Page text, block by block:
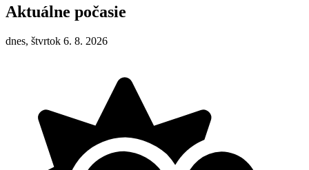
Aktuálne počasie
dnes, štvrtok 6. 8. 2026